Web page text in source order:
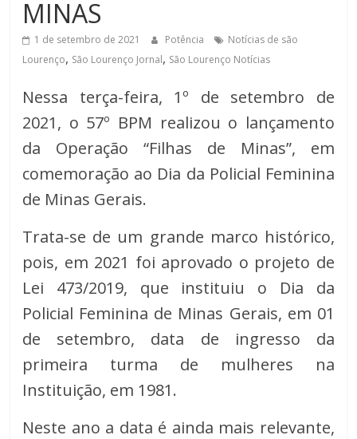
Minas
MINAS
1 de setembro de 2021 Potência
Notícias de são
Lourenço, São Lourenço Jornal, São Lourenço Notícias
Nessa terça-feira, 1º de setembro de
2021, o 57º BPM realizou o lançamento
da Operação “Filhas de Minas”, em
comemoração ao Dia da Policial Feminina
de Minas Gerais.
Trata-se de um grande marco histórico,
pois, em 2021 foi aprovado o projeto de
Lei 473/2019, que instituiu o Dia da
Policial Feminina de Minas Gerais, em 01
de setembro, data de ingresso da
primeira turma de mulheres na
Instituição, em 1981.
Neste ano a data é ainda mais relevante,